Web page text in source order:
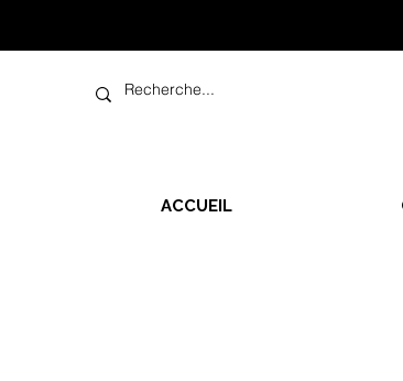
ACCUEIL